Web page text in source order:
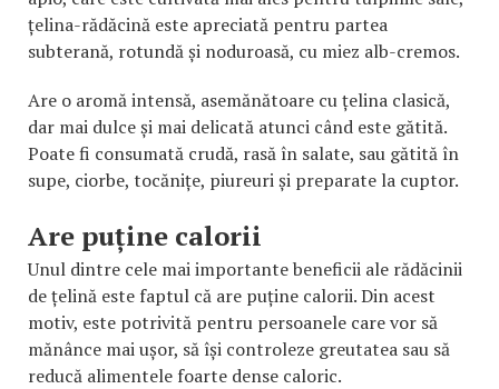
țelina-rădăcină este apreciată pentru partea
subterană, rotundă și noduroasă, cu miez alb-cremos.
Are o aromă intensă, asemănătoare cu țelina clasică,
dar mai dulce și mai delicată atunci când este gătită.
Poate fi consumată crudă, rasă în salate, sau gătită în
supe, ciorbe, tocănițe, piureuri și preparate la cuptor.
Are puține calorii
Unul dintre cele mai importante beneficii ale rădăcinii
de țelină este faptul că are puține calorii. Din acest
motiv, este potrivită pentru persoanele care vor să
mănânce mai ușor, să își controleze greutatea sau să
reducă alimentele foarte dense caloric.